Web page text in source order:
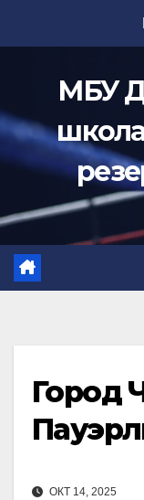
МБУ
Город
ОКТ 14, 2025